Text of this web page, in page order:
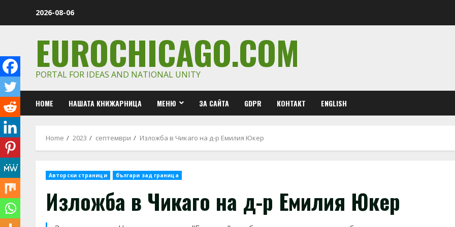
2026-08-06
EUROCHICAGO.COM
PORTAL FOR IDEAS AND NATIONAL UNITY
HOME НАШАТА КНИЖАРНИЦА МЕНЮ ЗА САЙТА GDPR КОНТАКТ ENGLISH
Home 2023 септември Изложба в Чикаго на д-р Емилия Юкер
Авторски страници българи зад граница
Изложба в Чикаго на д-р Емилия Юкер